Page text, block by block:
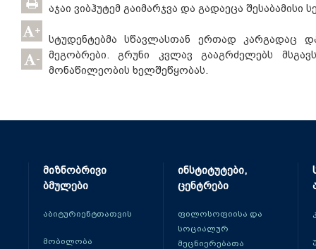
+
-
აჯაი ვიბჰუტემ გაიმარჯვა და გადაეცა შესაბამისი
სტუდენტებმა სწავლასთან ერთად კარგადაც
მეგობრები. გრუნი კვლავ გააგრძელებს
მონაწილეობის ხელშეწყობას.
მიზნობრივი
ბმულები
აბიტურიენტთათვის
მობილობა
ინსტიტუტები,
ცენტრები
ფილოსოფიისა და
სოციალურ
მეცნიერებათა